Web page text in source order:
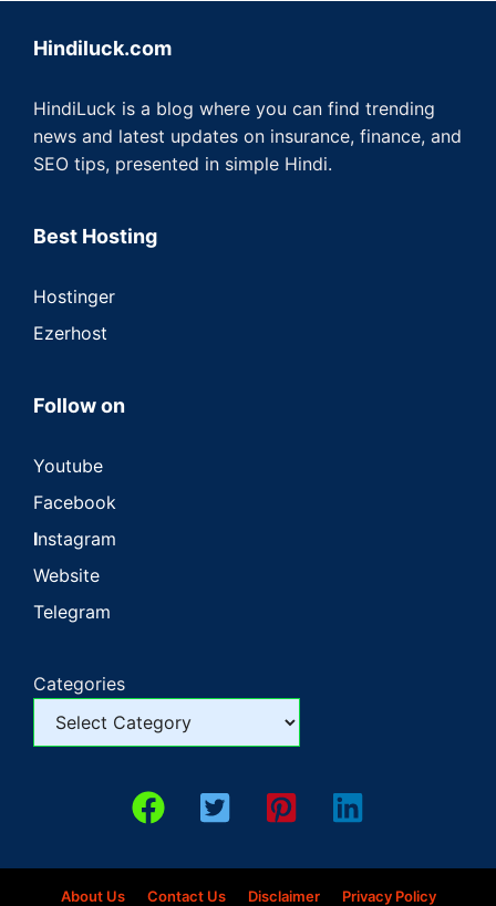
Hindiluck.com
HindiLuck is a blog where you can find trending
news and latest updates on insurance, finance, and
SEO tips, presented in simple Hindi.
Best Hosting
Hostinger
Ezerhost
Follow on
Youtube
Facebook
Instagram
Website
Telegram
Categories
About Us Contact Us Disclaimer Privacy Policy